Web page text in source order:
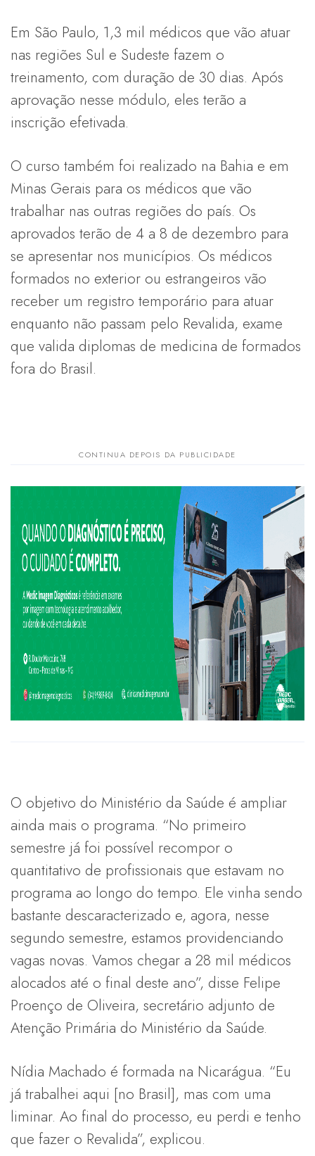
Em São Paulo, 1,3 mil médicos que vão atuar
nas regiões Sul e Sudeste fazem o
treinamento, com duração de 30 dias. Após
aprovação nesse módulo, eles terão a
inscrição efetivada.
O curso também foi realizado na Bahia e em
Minas Gerais para os médicos que vão
trabalhar nas outras regiões do país. Os
aprovados terão de 4 a 8 de dezembro para
se apresentar nos municípios. Os médicos
formados no exterior ou estrangeiros vão
receber um registro temporário para atuar
enquanto não passam pelo Revalida, exame
que valida diplomas de medicina de formados
fora do Brasil.
O objetivo do Ministério da Saúde é ampliar
ainda mais o programa. “No primeiro
semestre já foi possível recompor o
quantitativo de profissionais que estavam no
programa ao longo do tempo. Ele vinha sendo
bastante descaracterizado e, agora, nesse
segundo semestre, estamos providenciando
vagas novas. Vamos chegar a 28 mil médicos
alocados até o final deste ano”, disse Felipe
Proenço de Oliveira, secretário adjunto de
Atenção Primária do Ministério da Saúde.
Nídia Machado é formada na Nicarágua. “Eu
já trabalhei aqui [no Brasil], mas com uma
liminar. Ao final do processo, eu perdi e tenho
que fazer o Revalida”, explicou.